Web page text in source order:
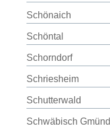
Schönaich
Schöntal
Schorndorf
Schriesheim
Schutterwald
Schwäbisch Gmünd